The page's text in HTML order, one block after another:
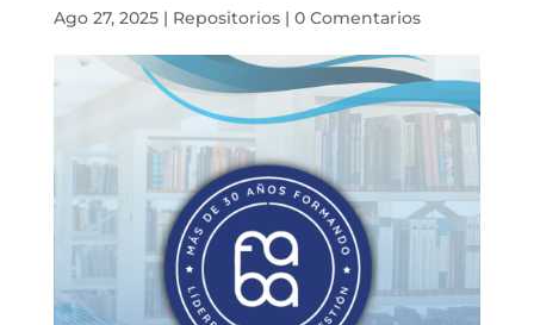
Ago 27, 2025| Repositorios| 0 Comentarios